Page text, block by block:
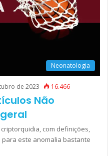
Neonatologia
de 2023 16.466
Não
com definições,
este anomalia bastante